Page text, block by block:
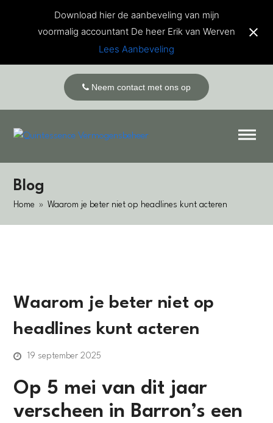
Download hier de aanbeveling van mijn
voormalig accountant De heer Erik van Werven
Lees Aanbeveling
Neem contact met ons op
Blog
Home » Waarom je beter niet op headlines kunt acteren
Waarom je beter niet op
headlines kunt acteren
19 september 2025
Op 5 mei van dit jaar
verscheen in Barron’s een